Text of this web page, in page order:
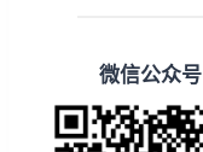
微信公众号